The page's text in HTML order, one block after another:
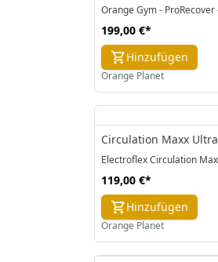
Orange Gym - ProRecover
199,00 €*
Hinzufügen
Orange Planet
Circulation Maxx
Electroflex Circulation
119,00 €*
Hinzufügen
Orange Planet